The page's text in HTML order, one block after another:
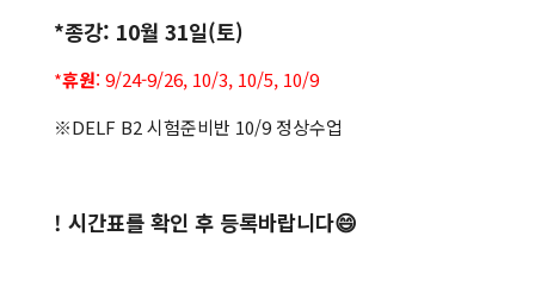
*종강: 10월 31일(토)
*휴원: 9/24-9/26, 10/3, 10/5, 10/9
※DELF B2 시험준비반 10/9 정상수업
! 시간표를 확인 후 등록바랍니다😄